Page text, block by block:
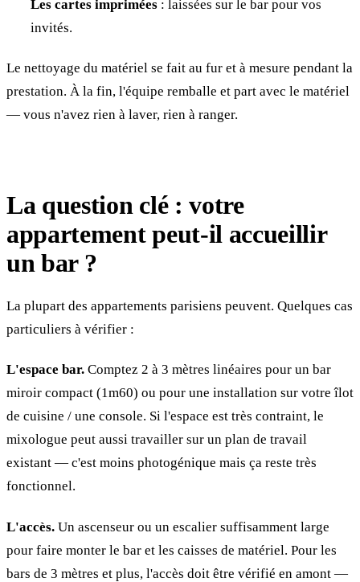
Les cartes imprimées: laissées sur le bar pour vos
invités.
Le nettoyage du matériel se fait au fur et à mesure pendant la
prestation. À la fin, l'équipe remballe et part avec le matériel
— vous n'avez rien à laver, rien à ranger.
La question clé : votre
appartement peut-il accueillir
un bar ?
La plupart des appartements parisiens peuvent. Quelques cas
particuliers à vérifier :
L'espace bar. Comptez 2 à 3 mètres linéaires pour un bar
miroir compact (1m60) ou pour une installation sur votre îlot
de cuisine / une console. Si l'espace est très contraint, le
mixologue peut aussi travailler sur un plan de travail
existant — c'est moins photogénique mais ça reste très
fonctionnel.
L'accès. Un ascenseur ou un escalier suffisamment large
pour faire monter le bar et les caisses de matériel. Pour les
bars de 3 mètres et plus, l'accès doit être vérifié en amont —